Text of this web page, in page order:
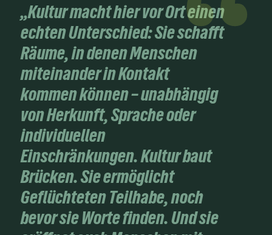
„Kultur macht hier vor Ort einen
echten Unterschied: Sie schafft
Räume, in denen Menschen
miteinander in Kontakt
kommen können – unabhängig
von Herkunft, Sprache oder
individuellen
Einschränkungen. Kultur baut
Brücken. Sie ermöglicht
Geflüchteten Teilhabe, noch
bevor sie Worte finden. Und sie